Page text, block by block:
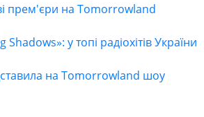
прем'єри на Tomorrowland
у топі радіохітів України
на Tomorrowland шоу